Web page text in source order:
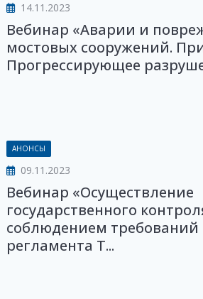
14.11.2023
Вебинар «Аварии и
мостовых сооружений.
Прогрессирующее
АНОНСЫ
09.11.2023
Вебинар «Осуществление
государственного
соблюдением требований
регламента Т...